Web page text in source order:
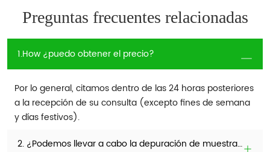
Preguntas frecuentes relacionadas
1.How ¿puedo obtener el precio?
2. ¿Podemos llevar a cabo la depuración de muestras y la prueba de la máquina antes de realizar pedidos?
Por lo general, citamos dentro de las 24 horas posteriores
a la recepción de su consulta (excepto fines de semana
y días festivos).